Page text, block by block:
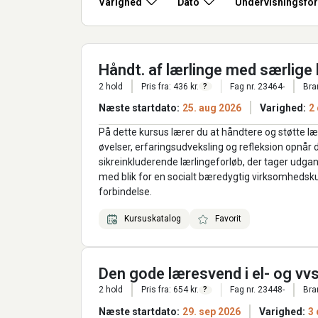
Håndt. af lærlinge med særlige
2 hold Pris fra: 436 kr. ? Fag nr. 23464-
Næste startdato: 25. aug 2026 Varighed: 2
På dette kursus lærer du at håndtere og støtte
øvelser, erfaringsudveksling og refleksion
sikreinkluderende lærlingeforløb, der tager
med blik for en socialt bæredygtig
forbindelse.
Kursuskatalog Favorit
Den gode læresvend i el- og
2 hold Pris fra: 654 kr. ? Fag nr. 23448-
Næste startdato: 29. sep 2026 Varighed: 3